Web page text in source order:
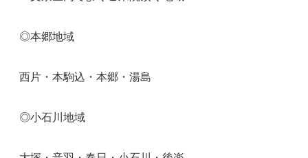
◎本郷地域
西片・本駒込・本郷・湯島
◎小石川地域